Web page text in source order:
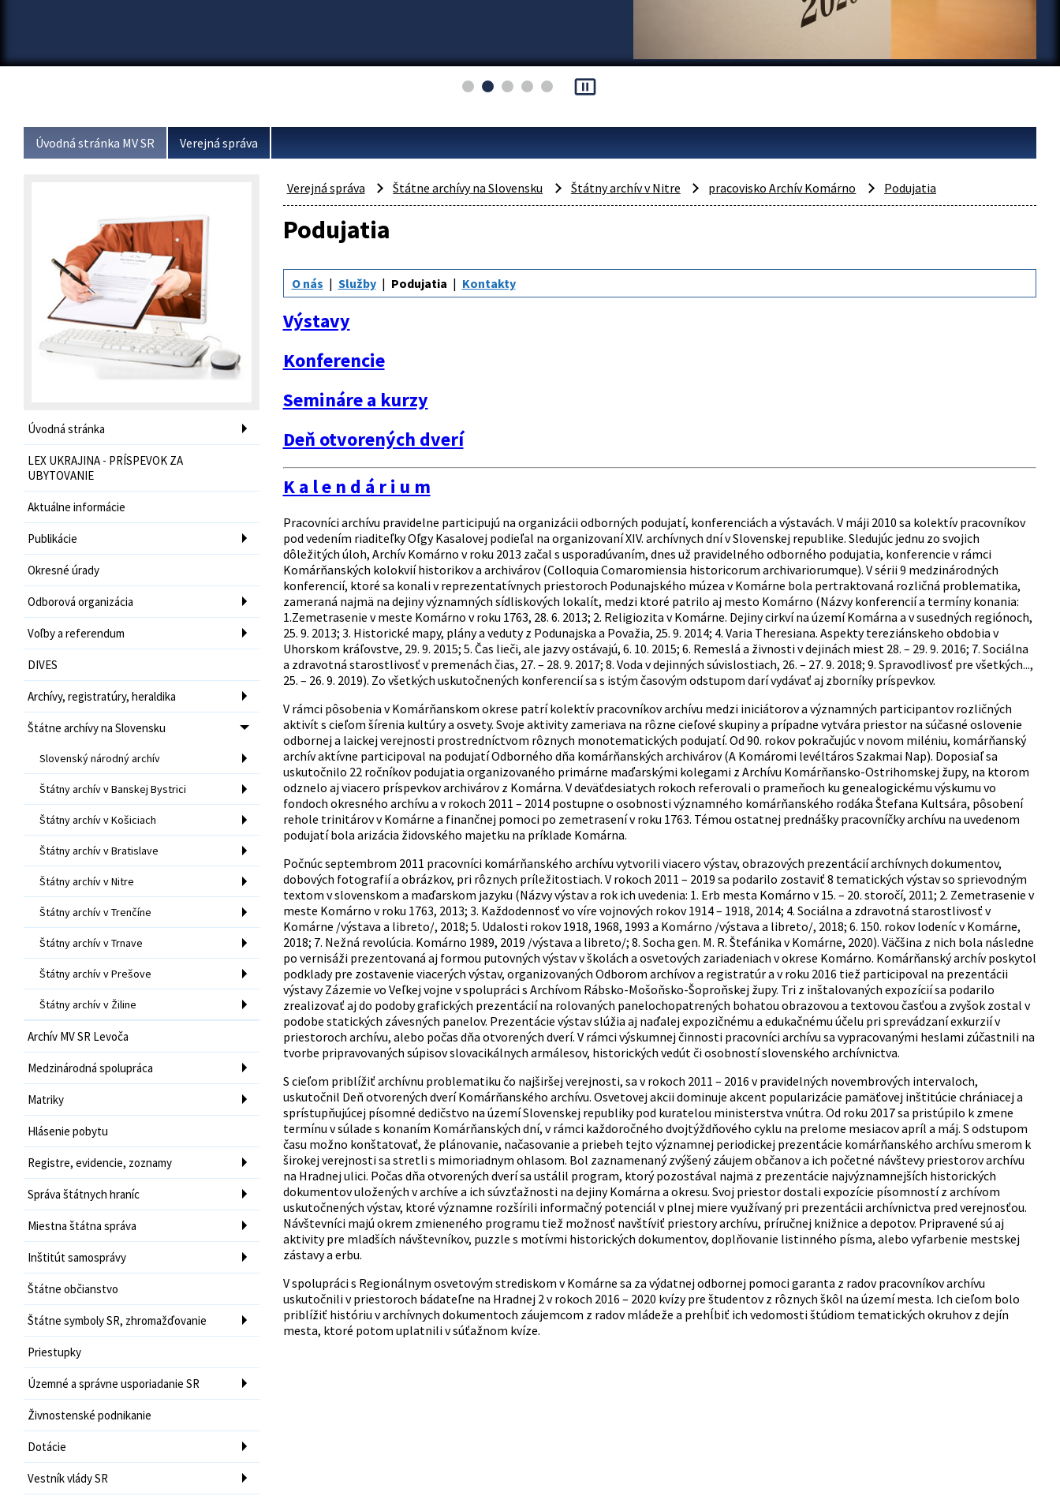
pause_presentation
Úvodná stránka MV SR Verejná správa
Úvodná stránka
LEX UKRAJINA - PRÍSPEVOK ZA
UBYTOVANIE
Aktuálne informácie
Publikácie
Okresné úrady
Odborová organizácia
Voľby a referendum
DIVES
Archívy, registratúry, heraldika
Štátne archívy na Slovensku
Slovenský národný archív
Štátny archív v Banskej Bystrici
Štátny archív v Košiciach
Štátny archív v Bratislave
Štátny archív v Nitre
Štátny archív v Trenčíne
Štátny archív v Trnave
Štátny archív v Prešove
Štátny archív v Žiline
Archív MV SR Levoča
Medzinárodná spolupráca
Matriky
Hlásenie pobytu
Registre, evidencie, zoznamy
Správa štátnych hraníc
Miestna štátna správa
Inštitút samosprávy
Štátne občianstvo
Štátne symboly SR, zhromažďovanie
Priestupky
Územné a správne usporiadanie SR
Živnostenské podnikanie
Dotácie
Vestník vlády SR
Verejná správa Štátne archívy na Slovensku Štátny archív v Nitre pracovisko Archív Komárno Podujatia
Podujatia
O nás Služby Podujatia Kontakty
Výstavy
Konferencie
Semináre a kurzy
Deň otvorených dverí
K a l e n d á r i u m
Pracovníci archívu pravidelne participujú na organizácii odborných podujatí, konferenciách a výstavách. V máji 2010 sa kolektív pracovníkov
pod vedením riaditeľky Oľgy Kasalovej podieľal na organizovaní XIV. archívnych dní v Slovenskej republike. Sledujúc jednu zo svojich
dôležitých úloh, Archív Komárno v roku 2013 začal s usporadúvaním, dnes už pravidelného odborného podujatia, konferencie v rámci
Komárňanských kolokvií historikov a archivárov (Colloquia Comaromiensia historicorum archivariorumque). V sérii 9 medzinárodných
konferencií, ktoré sa konali v reprezentatívnych priestoroch Podunajského múzea v Komárne bola pertraktovaná rozličná problematika,
zameraná najmä na dejiny významných sídliskových lokalít, medzi ktoré patrilo aj mesto Komárno (Názvy konferencií a termíny konania:
1.Zemetrasenie v meste Komárno v roku 1763, 28. 6. 2013; 2. Religiozita v Komárne. Dejiny cirkví na území Komárna a v susedných regiónoch,
25. 9. 2013; 3. Historické mapy, plány a veduty z Podunajska a Považia, 25. 9. 2014; 4. Varia Theresiana. Aspekty tereziánskeho obdobia v
Uhorskom kráľovstve, 29. 9. 2015; 5. Čas lieči, ale jazvy ostávajú, 6. 10. 2015; 6. Remeslá a živnosti v dejinách miest 28. – 29. 9. 2016; 7. Sociálna
a zdravotná starostlivosť v premenách čias, 27. – 28. 9. 2017; 8. Voda v dejinných súvislostiach, 26. – 27. 9. 2018; 9. Spravodlivosť pre všetkých...,
25. – 26. 9. 2019). Zo všetkých uskutočnených konferencií sa s istým časovým odstupom darí vydávať aj zborníky príspevkov.
V rámci pôsobenia v Komárňanskom okrese patrí kolektív pracovníkov archívu medzi iniciátorov a významných participantov rozličných
aktivít s cieľom šírenia kultúry a osvety. Svoje aktivity zameriava na rôzne cieľové skupiny a prípadne vytvára priestor na súčasné oslovenie
odbornej a laickej verejnosti prostredníctvom rôznych monotematických podujatí. Od 90. rokov pokračujúc v novom miléniu, komárňanský
archív aktívne participoval na podujatí Odborného dňa komárňanských archivárov (A Komáromi levéltáros Szakmai Nap). Doposiaľ sa
uskutočnilo 22 ročníkov podujatia organizovaného primárne maďarskými kolegami z Archívu Komárňansko-Ostrihomskej župy, na ktorom
odznelo aj viacero príspevkov archivárov z Komárna. V deväťdesiatych rokoch referovali o prameňoch ku genealogickému výskumu vo
fondoch okresného archívu a v rokoch 2011 – 2014 postupne o osobnosti významného komárňanského rodáka Štefana Kultsára, pôsobení
rehole trinitárov v Komárne a finančnej pomoci po zemetrasení v roku 1763. Témou ostatnej prednášky pracovníčky archívu na uvedenom
podujatí bola arizácia židovského majetku na príklade Komárna.
Počnúc septembrom 2011 pracovníci komárňanského archívu vytvorili viacero výstav, obrazových prezentácií archívnych dokumentov,
dobových fotografií a obrázkov, pri rôznych príležitostiach. V rokoch 2011 – 2019 sa podarilo zostaviť 8 tematických výstav so sprievodným
textom v slovenskom a maďarskom jazyku (Názvy výstav a rok ich uvedenia: 1. Erb mesta Komárno v 15. – 20. storočí, 2011; 2. Zemetrasenie v
meste Komárno v roku 1763, 2013; 3. Každodennosť vo víre vojnových rokov 1914 – 1918, 2014; 4. Sociálna a zdravotná starostlivosť v
Komárne /výstava a libreto/, 2018; 5. Udalosti rokov 1918, 1968, 1993 a Komárno /výstava a libreto/, 2018; 6. 150. rokov lodeníc v Komárne,
2018; 7. Nežná revolúcia. Komárno 1989, 2019 /výstava a libreto/; 8. Socha gen. M. R. Štefánika v Komárne, 2020). Väčšina z nich bola následne
po vernisáži prezentovaná aj formou putovných výstav v školách a osvetových zariadeniach v okrese Komárno. Komárňanský archív poskytol
podklady pre zostavenie viacerých výstav, organizovaných Odborom archívov a registratúr a v roku 2016 tiež participoval na prezentácii
výstavy Zázemie vo Veľkej vojne v spolupráci s Archívom Rábsko-Mošoňsko-Šoproňskej župy. Tri z inštalovaných expozícií sa podarilo
zrealizovať aj do podoby grafických prezentácií na rolovaných panelochopatrených bohatou obrazovou a textovou časťou a zvyšok zostal v
podobe statických závesných panelov. Prezentácie výstav slúžia aj naďalej expozičnému a edukačnému účelu pri sprevádzaní exkurzií v
priestoroch archívu, alebo počas dňa otvorených dverí. V rámci výskumnej činnosti pracovníci archívu sa vypracovanými heslami zúčastnili na
tvorbe pripravovaných súpisov slovacikálnych armálesov, historických vedút či osobností slovenského archívnictva.
S cieľom priblížiť archívnu problematiku čo najširšej verejnosti, sa v rokoch 2011 – 2016 v pravidelných novembrových intervaloch,
uskutočnil Deň otvorených dverí Komárňanského archívu. Osvetovej akcii dominuje akcent popularizácie pamäťovej inštitúcie chrániacej a
sprístupňujúcej písomné dedičstvo na území Slovenskej republiky pod kuratelou ministerstva vnútra. Od roku 2017 sa pristúpilo k zmene
termínu v súlade s konaním Komárňanských dní, v rámci každoročného dvojtýždňového cyklu na prelome mesiacov apríl a máj. S odstupom
času možno konštatovať, že plánovanie, načasovanie a priebeh tejto významnej periodickej prezentácie komárňanského archívu smerom k
širokej verejnosti sa stretli s mimoriadnym ohlasom. Bol zaznamenaný zvýšený záujem občanov a ich početné návštevy priestorov archívu
na Hradnej ulici. Počas dňa otvorených dverí sa ustálil program, ktorý pozostával najmä z prezentácie najvýznamnejších historických
dokumentov uložených v archíve a ich súvzťažnosti na dejiny Komárna a okresu. Svoj priestor dostali expozície písomností z archívom
uskutočnených výstav, ktoré významne rozšírili informačný potenciál v plnej miere využívaný pri prezentácii archívnictva pred verejnosťou.
Návštevníci majú okrem zmieneného programu tiež možnosť navštíviť priestory archívu, príručnej knižnice a depotov. Pripravené sú aj
aktivity pre mladších návštevníkov, puzzle s motívmi historických dokumentov, doplňovanie listinného písma, alebo vyfarbenie mestskej
zástavy a erbu.
V spolupráci s Regionálnym osvetovým strediskom v Komárne sa za výdatnej odbornej pomoci garanta z radov pracovníkov archívu
uskutočnili v priestoroch bádateľne na Hradnej 2 v rokoch 2016 – 2020 kvízy pre študentov z rôznych škôl na území mesta. Ich cieľom bolo
priblížiť históriu v archívnych dokumentoch záujemcom z radov mládeže a prehĺbiť ich vedomosti štúdiom tematických okruhov z dejín
mesta, ktoré potom uplatnili v súťažnom kvíze.